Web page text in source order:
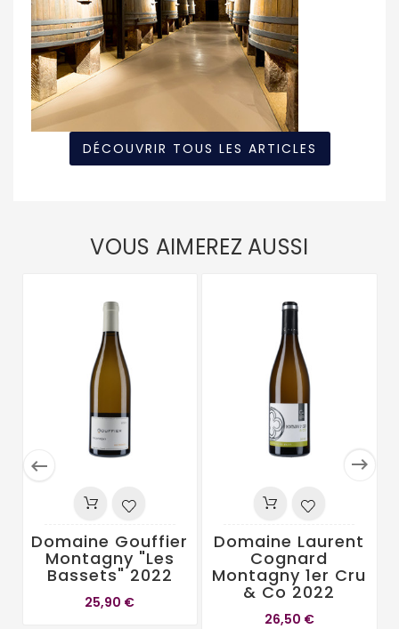
DÉCOUVRIR TOUS LES ARTICLES
VOUS AIMEREZ AUSSI
 
Domaine Gouffier
Montagny "Les
Bassets" 2022
25,90 €
Domaine Laurent
Cognard
Montagny 1er Cru
& Co 2022
26,50 €